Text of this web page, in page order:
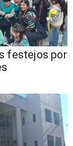
festejos por